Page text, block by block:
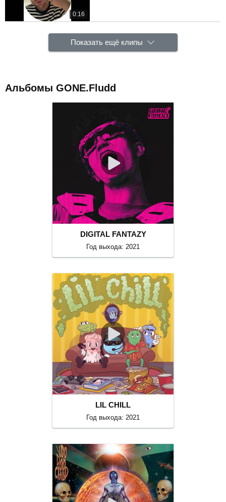
0:16
Показать ещё клипы
Альбомы GONE.Fludd
DIGITAL FANTAZY
Год выхода: 2021
LIL CHILL
Год выхода: 2021